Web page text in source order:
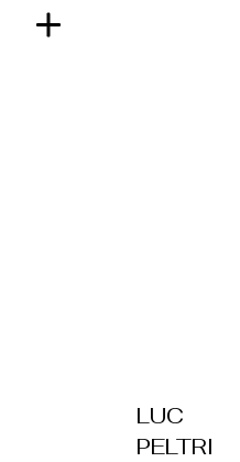
LUC
PELTRI